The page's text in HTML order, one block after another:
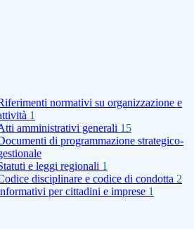
normativi su organizzazione e
1
amministrativi generali 15
di programmazione strategico-
e leggi regionali 1
disciplinare e codice di condotta 2
per cittadini e imprese 1